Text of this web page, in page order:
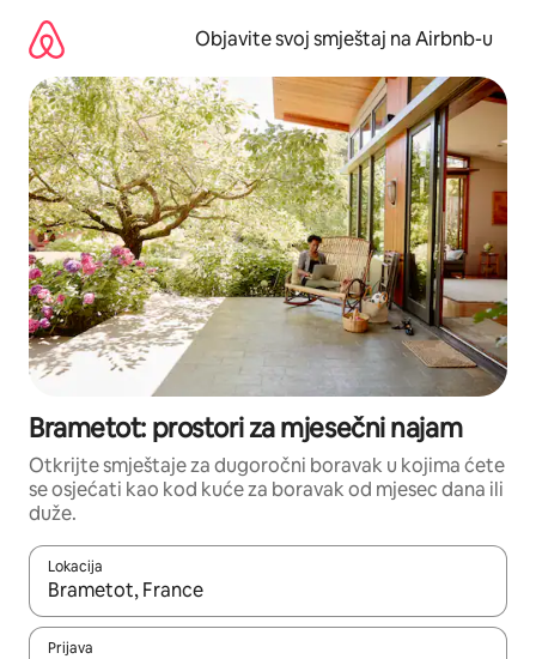
sadržaj
Objavite svoj smještaj na Airbnb-u
Brametot: prostori za mjesečni najam
Otkrijte smještaje za dugoročni boravak u kojima ćete
se osjećati kao kod kuće za boravak od mjesec dana ili
duže.
Lokacija
Kad su rezultati dostupni, možete da se krećete kroz njih
Prijava